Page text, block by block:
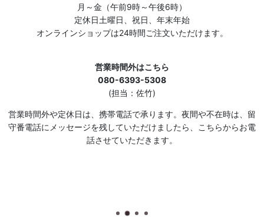
月～金（午前9時～午後6時）
定休日土曜日、祝日、年末年始
オンラインショップは24時間ご注文いただけます。
営業時間外はこちら
080-6393-5308
(担当：佐竹)
営業時間外や定休日は、携帯電話で承ります。夜間や不在時は、留
守番電話にメッセージを残していただけましたら、こちらからお電
話させていただきます。